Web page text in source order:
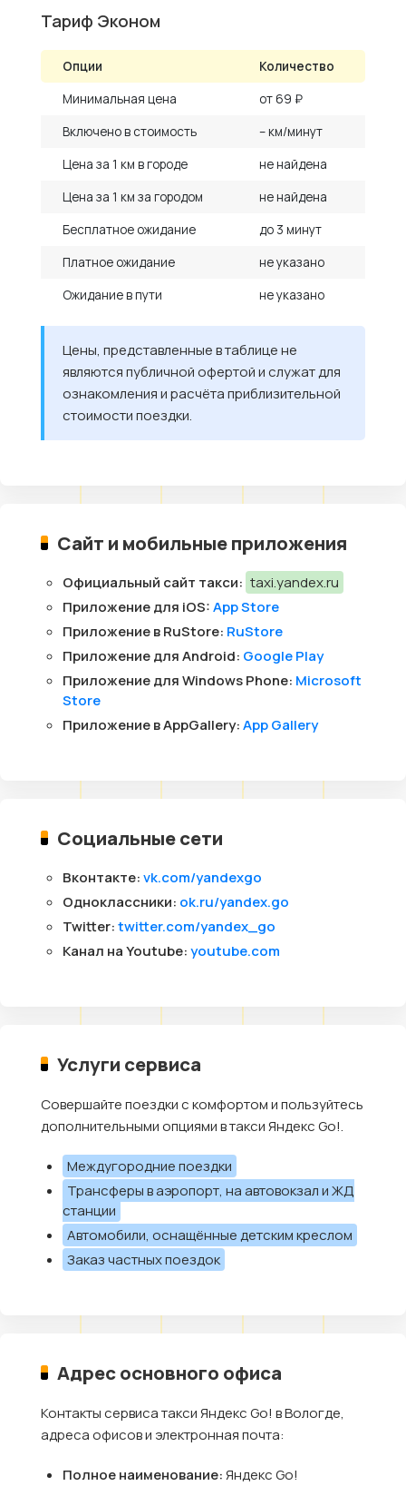
Тариф Эконом
Опции
Количество
Минимальная цена
от 69 ₽
Включено в стоимость
– км/минут
Цена за 1 км в городе
не найдена
Цена за 1 км за городом
не найдена
Бесплатное ожидание
до 3 минут
Платное ожидание
не указано
Ожидание в пути
не указано
Цены, представленные в таблице не
являются публичной офертой и служат для
ознакомления и расчёта приблизительной
стоимости поездки.
Сайт и мобильные приложения
Официальный сайт такси: taxi.yandex.ru
Приложение для iOS:App Store
Приложение в RuStore: RuStore
Приложение для Android: Google Play
Приложение для Windows Phone: Microsoft
Store
Приложение в AppGallery:App Gallery
Социальные сети
Вконтакте:vk.com/yandexgo
Одноклассники: ok.ru/yandex.go
Twitter:twitter.com/yandex_go
Канал на Youtube:youtube.com
Услуги сервиса
Совершайте поездки с комфортом и пользуйтесь
дополнительными опциями в такси Яндекс Go!.
Междугородние поездки
Трансферы в аэропорт, на автовокзал и ЖД
станции
Автомобили, оснащённые детским креслом
Заказ частных поездок
Адрес основного офиса
Контакты сервиса такси Яндекс Go! в Вологде,
адреса офисов и электронная почта:
Полное наименование:Яндекс Go!